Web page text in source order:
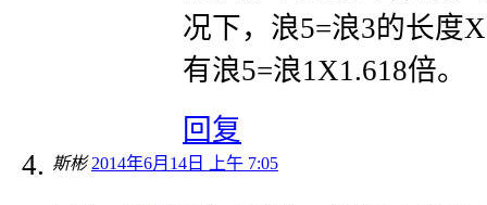
况下，浪5=浪3的长度
有浪5=浪1X1.618倍。
回复
斯彬 2014年6月14日 上午 7:05